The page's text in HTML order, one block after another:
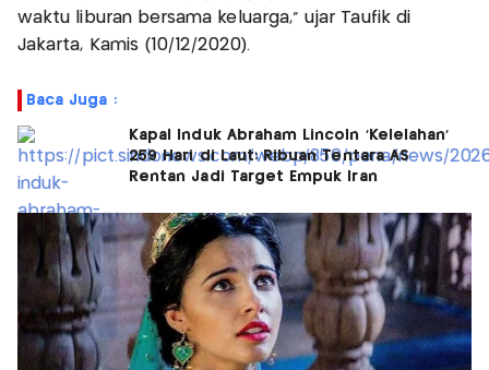
waktu liburan bersama keluarga," ujar Taufik di
Jakarta, Kamis (10/12/2020).
Baca Juga :
Kapal Induk Abraham Lincoln 'Kelelahan'
259 Hari di Laut: Ribuan Tentara AS
Rentan Jadi Target Empuk Iran